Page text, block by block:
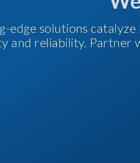
edge solutions
and reliability. Partner